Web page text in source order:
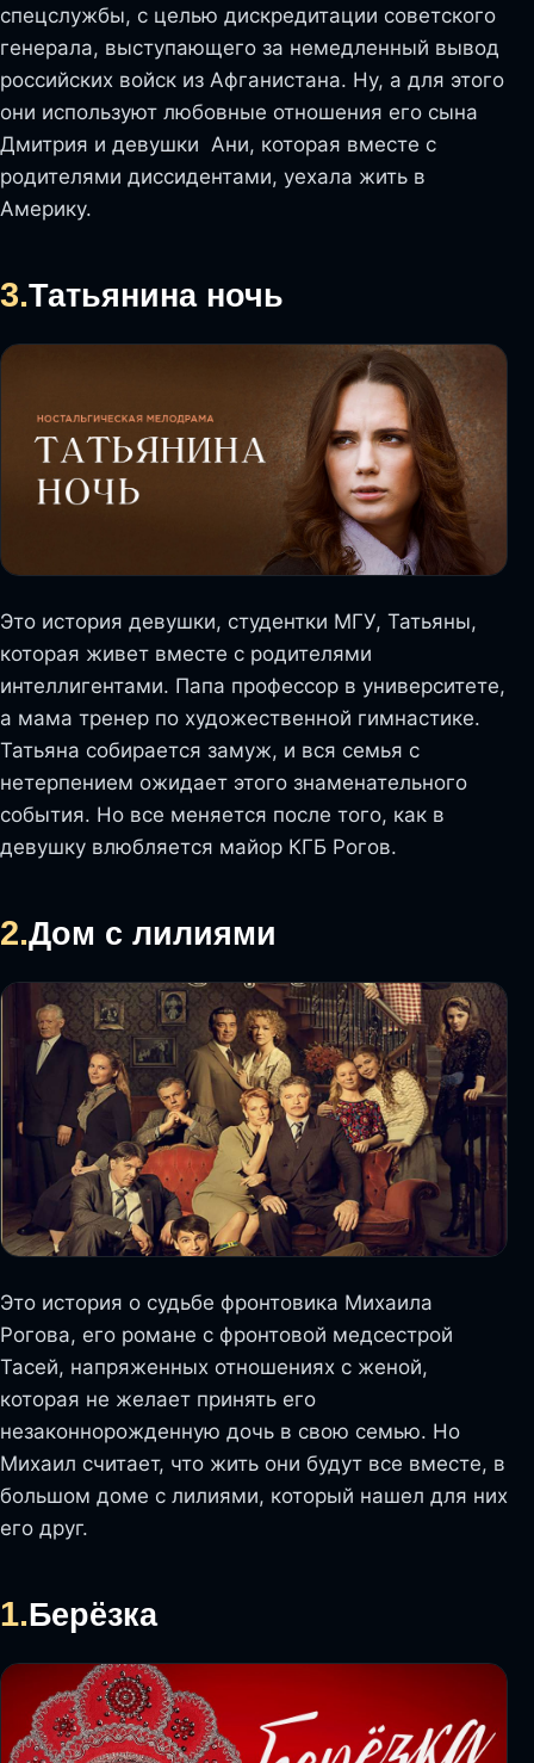
спецслужбы, с целью дискредитации советского
генерала, выступающего за немедленный вывод
российских войск из Афганистана. Ну, а для этого
они используют любовные отношения его сына
Дмитрия и девушки Ани, которая вместе с
родителями диссидентами, уехала жить в
Америку.
3.Татьянина ночь
Это история девушки, студентки МГУ, Татьяны,
которая живет вместе с родителями
интеллигентами. Папа профессор в университете,
а мама тренер по художественной гимнастике.
Татьяна собирается замуж, и вся семья с
нетерпением ожидает этого знаменательного
события. Но все меняется после того, как в
девушку влюбляется майор КГБ Рогов.
2.Дом с лилиями
Это история о судьбе фронтовика Михаила
Рогова, его романе с фронтовой медсестрой
Тасей, напряженных отношениях с женой,
которая не желает принять его
незаконнорожденную дочь в свою семью. Но
Михаил считает, что жить они будут все вместе, в
большом доме с лилиями, который нашел для них
его друг.
1.Берёзка